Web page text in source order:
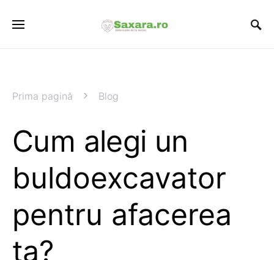
Prima pagină Blog
Cum alegi un
buldoexcavator
pentru afacerea
ta?